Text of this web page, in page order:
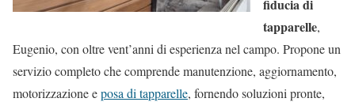
fiducia di
tapparelle,
Eugenio, con oltre vent’anni di esperienza nel campo. Propone un
servizio completo che comprende manutenzione, aggiornamento,
motorizzazione eposa di tapparelle, fornendo soluzioni pronte,